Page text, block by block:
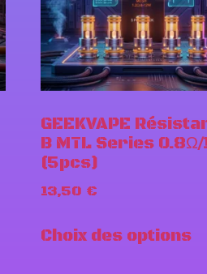
GEEKVAPE
B MTL Series 0.8Ω/
(5pcs)
13,50 €
Choix des options